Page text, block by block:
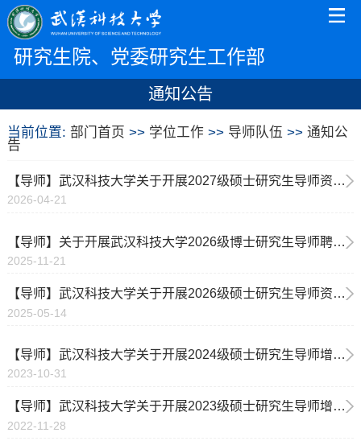
研究生院、党委研究生工作部
通知公告
当前位置: 部门首页 >> 学位工作 >> 导师队伍 >> 通知公
告
【导师】武汉科技大学关于开展2027级硕士研究生导师资格审核工作的通知
2026-04-21
【导师】关于开展武汉科技大学2026级博士研究生导师聘任工作的通知
2025-11-21
【导师】武汉科技大学关于开展2026级硕士研究生导师资格审核工作的通知
2025-05-14
【导师】武汉科技大学关于开展2024级硕士研究生导师增补工作的通知
2023-10-31
【导师】武汉科技大学关于开展2023级硕士研究生导师增补工作的通知
2022-11-28